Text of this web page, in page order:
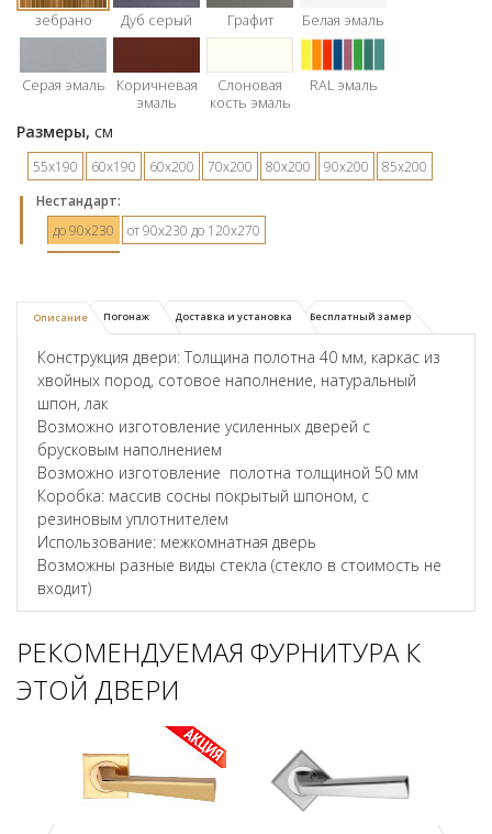
зебрано Дуб серый Графит Белая эмаль
Серая эмаль
Коричневая
эмаль
Слоновая
кость эмаль
RAL эмаль
Размеры, см
55х190 60х190 60х200 70х200 80х200 90х200
85х200
Hестандарт:
до 90х230
от 90х230 до 120х270
Описание Погонаж Доставка и установка Бесплатный замер
Конструкция двери: Толщина полотна 40 мм, каркас из
хвойных пород, сотовое наполнение, натуральный
шпон, лак
Возможно изготовление усиленных дверей с
брусковым наполнением
Возможно изготовление полотна толщиной 50 мм
Коробка: массив сосны покрытый шпоном, с
резиновым уплотнителем
Использование: межкомнатная дверь
Возможны разные виды стекла (стекло в стоимость не
входит)
РЕКОМЕНДУЕМАЯ ФУРНИТУРА К
ЭТОЙ ДВЕРИ